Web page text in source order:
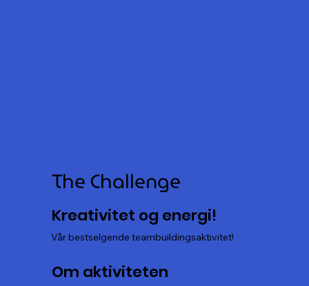
The Challenge
Kreativitet og energi!
Vår bestselgende teambuildingsaktivitet!
Om aktiviteten